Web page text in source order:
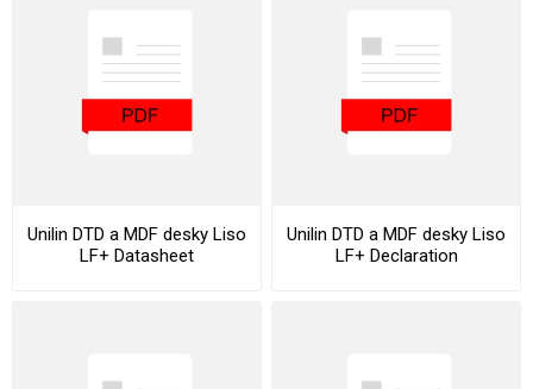
Unilin DTD a MDF desky Liso
LF+ Datasheet
Unilin DTD a MDF desky Liso
LF+ Declaration